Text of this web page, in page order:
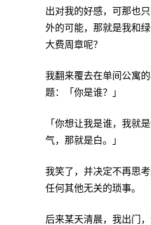
出对我的好感，可那也
外的可能，那就是我和
大费周章呢？
我翻来覆去在单间公寓
题：「你是谁？」
「你想让我是谁，我就
气，那就是白。」
我笑了，并决定不再思
任何其他无关的琐事。
后来某天清晨，我出门